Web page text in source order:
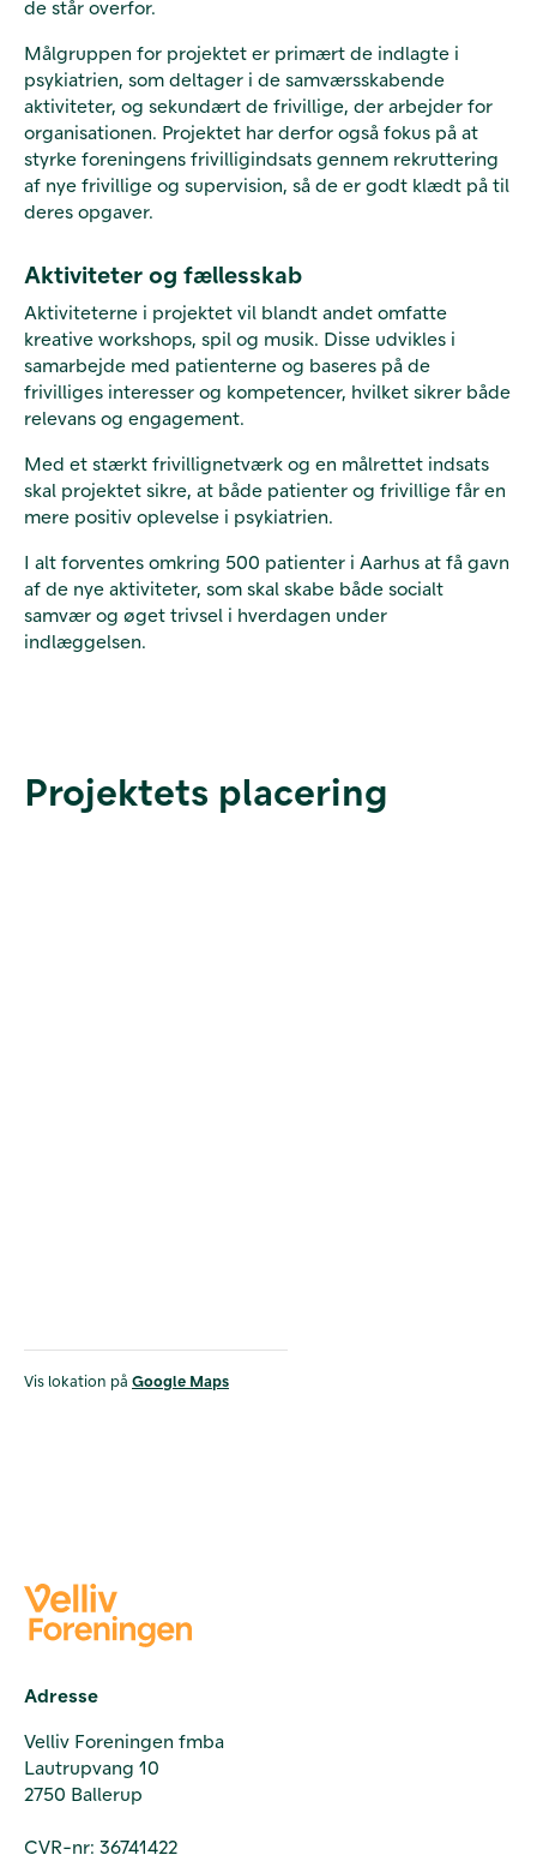
de står overfor.
Målgruppen for projektet er primært de indlagte i
psykiatrien, som deltager i de samværsskabende
aktiviteter, og sekundært de frivillige, der arbejder for
organisationen. Projektet har derfor også fokus på at
styrke foreningens frivilligindsats gennem rekruttering
af nye frivillige og supervision, så de er godt klædt på til
deres opgaver.
Aktiviteter og fællesskab
Aktiviteterne i projektet vil blandt andet omfatte
kreative workshops, spil og musik. Disse udvikles i
samarbejde med patienterne og baseres på de
frivilliges interesser og kompetencer, hvilket sikrer både
relevans og engagement.
Med et stærkt frivillignetværk og en målrettet indsats
skal projektet sikre, at både patienter og frivillige får en
mere positiv oplevelse i psykiatrien.
I alt forventes omkring 500 patienter i Aarhus at få gavn
af de nye aktiviteter, som skal skabe både socialt
samvær og øget trivsel i hverdagen under
indlæggelsen.
Projektets placering
Vis lokation på Google Maps
Adresse
Velliv Foreningen fmba
Lautrupvang 10
2750 Ballerup
CVR-nr: 36741422